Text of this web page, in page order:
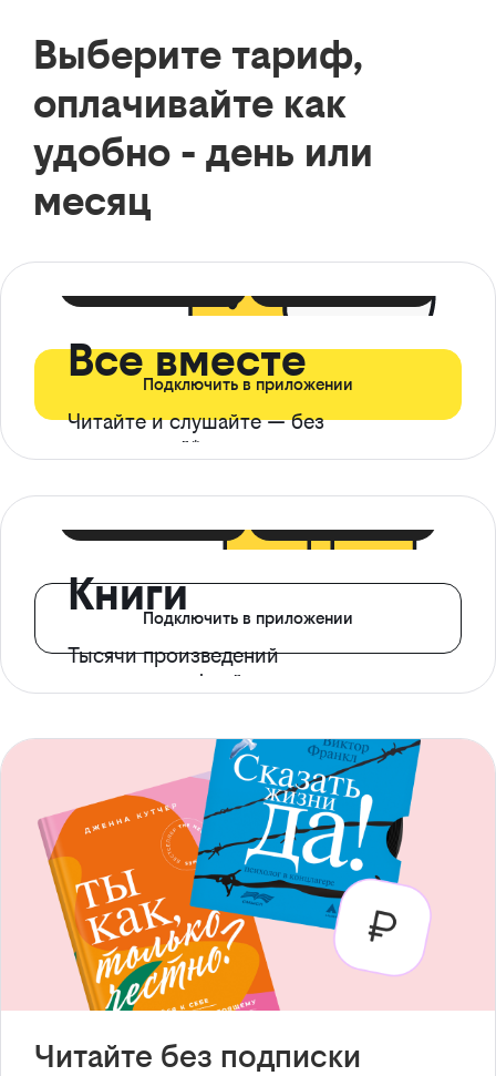
Выберите тариф,
оплачивайте как
удобно - день или
месяц
Все вместе
Читайте и слушайте — без
ограничений*
Подключить в приложении
Книги
Тысячи произведений
с доступом офлайн
Подключить в приложении
Читайте без подписки